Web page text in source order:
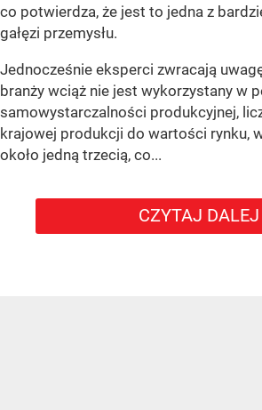
co potwierdza, że jest to jedna z
gałęzi przemysłu.
Jednocześnie eksperci zwracają
branży wciąż nie jest wykorzystany w
samowystarczalności produkcyjnej,
krajowej produkcji do wartości rynku,
około jedną trzecią, co...
CZYTAJ DALEJ